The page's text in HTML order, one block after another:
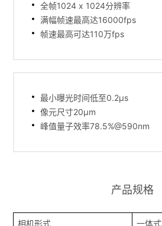
全帧1024 x 1024分辨率
满幅帧速最高达16000fps
帧速最高可达110万fps
最小曝光时间低至0.2μs
像元尺寸20μm
峰值量子效率78.5%@590nm
产品规格
相机形式 一体式